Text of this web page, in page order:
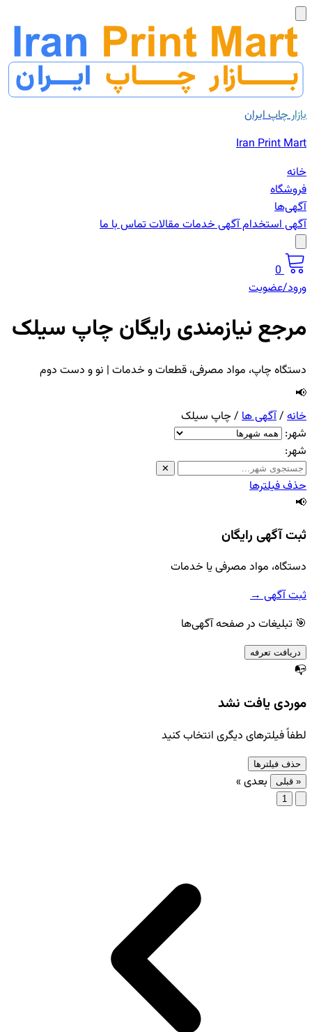
بازار چاپ ایران
Iran Print Mart
خانه
فروشگاه
آگهی‌ها
آگهی استخدامآگهی خدماتمقالاتتماس با ما
0
ورود/عضویت
مرجع نیازمندی رایگان چاپ سیلک
دستگاه چاپ، مواد مصرفی، قطعات و خدمات | نو و دست دوم
📢
خانه /آگهی ها / چاپ سیلک
شهر:
شهر:
✕
حذف فیلترها
📢
ثبت آگهی رایگان
دستگاه، مواد مصرفی یا خدمات
ثبت آگهی →
🎯 تبلیغات در صفحه آگهی‌ها
دریافت تعرفه
📭
موردی یافت نشد
لطفاً فیلترهای دیگری انتخاب کنید
حذف فیلترها
« قبلی
بعدی »
1